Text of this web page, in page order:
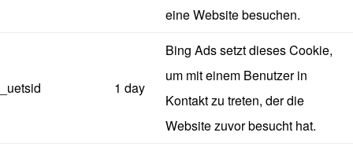
eine Website besuchen.
_uetsid 1 day
Bing Ads setzt dieses Cookie,
um mit einem Benutzer in
Kontakt zu treten, der die
Website zuvor besucht hat.